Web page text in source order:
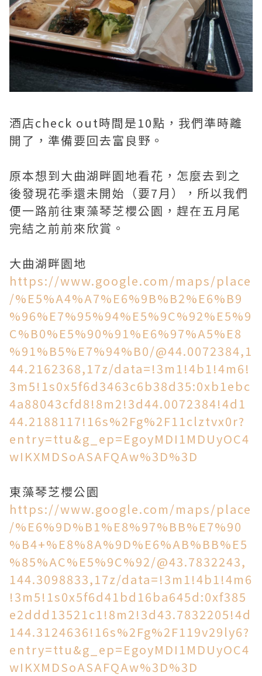
酒店check out時間是10點，我們準時離
開了，準備要回去富良野。
原本想到大曲湖畔園地看花，怎麼去到之
後發現花季還未開始（要7月），所以我們
便一路前往東藻琴芝櫻公園，趕在五月尾
完結之前前來欣賞。
大曲湖畔園地
https://www.google.com/maps/place
/%E5%A4%A7%E6%9B%B2%E6%B9
%96%E7%95%94%E5%9C%92%E5%9
C%B0%E5%90%91%E6%97%A5%E8
%91%B5%E7%94%B0/@44.0072384,1
44.2162368,17z/data=!3m1!4b1!4m6!
3m5!1s0x5f6d3463c6b38d35:0xb1ebc
4a88043cfd8!8m2!3d44.0072384!4d1
44.2188117!16s%2Fg%2F11clztvx0r?
entry=ttu&g_ep=EgoyMDI1MDUyOC4
wIKXMDSoASAFQAw%3D%3D
東藻琴芝櫻公園
https://www.google.com/maps/place
/%E6%9D%B1%E8%97%BB%E7%90
%B4+%E8%8A%9D%E6%AB%BB%E5
%85%AC%E5%9C%92/@43.7832243,
144.3098833,17z/data=!3m1!4b1!4m6
!3m5!1s0x5f6d41bd16ba645d:0xf385
e2ddd13521c1!8m2!3d43.7832205!4d
144.3124636!16s%2Fg%2F119v29ly6?
entry=ttu&g_ep=EgoyMDI1MDUyOC4
wIKXMDSoASAFQAw%3D%3D